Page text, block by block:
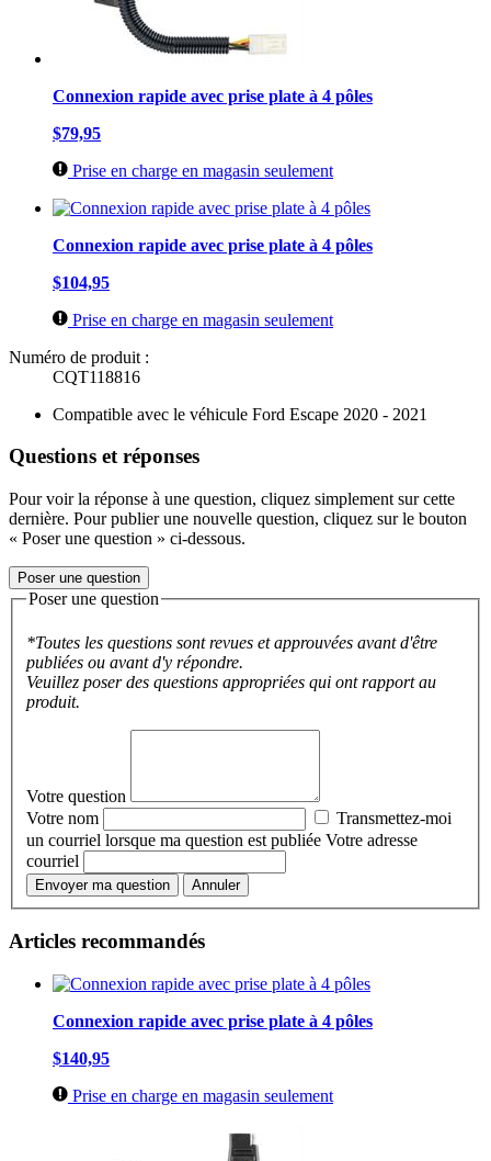
Connexion rapide avec prise plate à 4 pôles
$79,95
Prise en charge en magasin seulement
Connexion rapide avec prise plate à 4 pôles
$104,95
Prise en charge en magasin seulement
Numéro de produit :
CQT118816
Compatible avec le véhicule Ford Escape 2020 - 2021
Questions et réponses
Pour voir la réponse à une question, cliquez simplement sur cette
dernière. Pour publier une nouvelle question, cliquez sur le bouton
« Poser une question » ci-dessous.
Poser une question
Poser une question
*Toutes les questions sont revues et approuvées avant d'être
publiées ou avant d'y répondre.
Veuillez poser des questions appropriées qui ont rapport au
produit.
Votre question
Votre nom
Transmettez-moi
un courriel lorsque ma question est publiée Votre adresse
courriel
Envoyer ma question Annuler
Articles recommandés
Connexion rapide avec prise plate à 4 pôles
$140,95
Prise en charge en magasin seulement